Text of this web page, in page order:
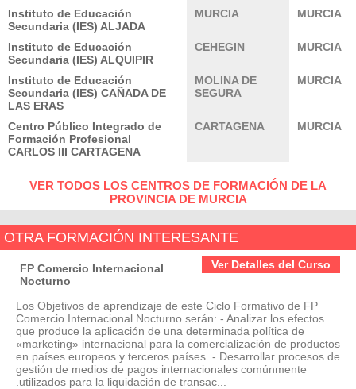
Instituto de Educación
Secundaria (IES) ALJADA
MURCIA MURCIA
Instituto de Educación
Secundaria (IES) ALQUIPIR
CEHEGIN MURCIA
Instituto de Educación
Secundaria (IES) CAÑADA DE
LAS ERAS
MOLINA DE
SEGURA
MURCIA
Centro Público Integrado de
Formación Profesional
CARLOS III CARTAGENA
CARTAGENA MURCIA
VER TODOS LOS CENTROS DE FORMACIÓN DE LA
PROVINCIA DE MURCIA
OTRA FORMACIÓN INTERESANTE
Ver Detalles del Curso
FP Comercio Internacional
Nocturno
Los Objetivos de aprendizaje de este Ciclo Formativo de FP
Comercio Internacional Nocturno serán: - Analizar los efectos
que produce la aplicación de una determinada política de
«marketing» internacional para la comercialización de productos
en países europeos y terceros países. - Desarrollar procesos de
gestión de medios de pagos internacionales comúnmente
.utilizados para la liquidación de transac...